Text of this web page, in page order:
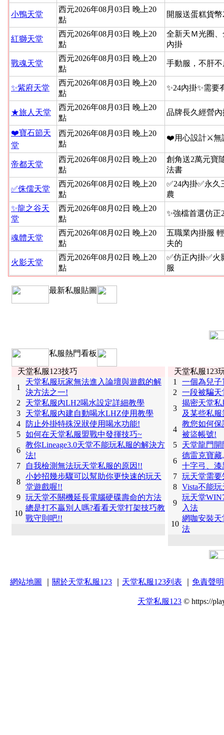
小鴨天堂
西元2026年08月03日 晚上20
點
開服送蛋糕貨
紅獅天堂
西元2026年08月03日 晚上20
點
全新天Ｍ光圈
內掛
戰魂天堂
西元2026年08月03日 晚上20
點
手動服，不肝
✨紫府天堂
西元2026年08月03日 晚上20
點
✨24內掛✨需要
★旅人天堂
西元2026年08月03日 晚上20
點
品牌長久經營
❤️寶石節天
堂
西元2026年08月03日 晚上20
點
❤️用心設計⚔無
帝都天堂
西元2026年08月02日 晚上20
點
創角送2萬元寶
法書
✅侏儒天堂
西元2026年08月02日 晚上20
點
✅24內掛✅永久
農
✨龍之谷天
堂
西元2026年08月02日 晚上20
點
✨強檔首選仿正
魂體天堂
西元2026年08月02日 晚上20
點
五職業內掛服
夫的
火影天堂
西元2026年08月02日 晚上20
點
✅仿正內掛✅火
服
最新私服貼圖
私服熱門看板
天堂私服123技巧
1
天堂私服玩家無法進入論壇與遊戲的解
決方法之一!
2
天堂私服內LH2喝水設定詳細教學
3
天堂私服內建自動喝水LHZ使用教學
4
防止外掛特殊況狀使用喝水功能!
5 如何在天堂私服盟戰中發揮技巧~
6
教你Lineage3.0天堂不能玩私服的解決方
法!
7
自我檢測無法玩天堂私服的原因!!
8
小妙招幾步驟可以幫助你更快速的玩天
堂遊戲喔!!
9 玩天堂不關機延長電腦硬碟壽命的方法
10
總是打不贏別人嗎?看看天堂打架技巧教
戰守則吧!!
天堂私服123
1
一個為兒
2
一段被騙
3
揭密天堂
及某些私
4
教您如何
被盜帳號!
5
天堂龍門
6
德雷克寶
十字弓、
7 玩天堂需
8 Vista不能
9
玩天堂
入法
10
網咖安裝
法
網站地圖 關於天堂私服123 天堂私服123列表 免責聲明
天堂私服123 © https://